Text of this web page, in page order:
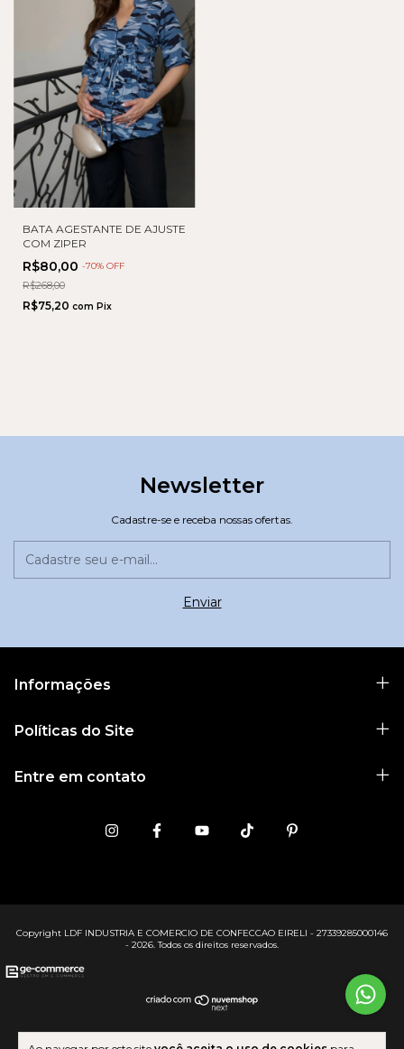
BATA AGESTANTE DE AJUSTE
COM ZIPER
R$80,00 -70% OFF
R$268,00
R$75,20 com Pix
Newsletter
Cadastre-se e receba nossas ofertas.
Informações
Políticas do Site
Entre em contato
Copyright LDF INDUSTRIA E COMERCIO DE CONFECCAO EIRELI - 27339285000146
- 2026. Todos os direitos reservados.